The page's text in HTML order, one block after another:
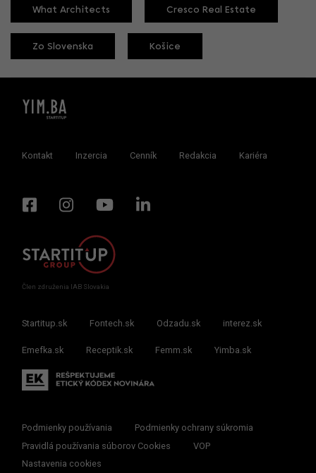
What Architects Cresco Real Estate
Zo Slovenska Košice
Kontakt Inzercia Cenník Redakcia Kariéra
Člen združenia IAB Slovakia
Startitup.sk Fontech.sk Odzadu.sk interez.sk
Emefka.sk Receptik.sk Femm.sk Yimba.sk
Podmienky používania
Podmienky ochrany súkromia
Pravidlá používania súborov Cookies
VOP
Nastavenia cookies